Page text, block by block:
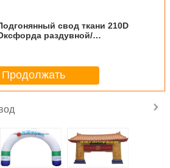
свод ткани 210D
раздувной/
Продолжать